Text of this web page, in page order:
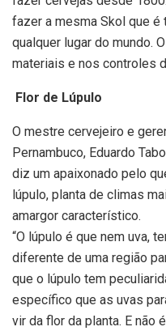
fazer a mesma Skol que é
qualquer lugar do mundo.
materiais e nos controles
Flor de Lúpulo
O mestre cervejeiro e
Pernambuco, Eduardo
diz um apaixonado pelo
lúpulo, planta de climas
amargor característico.
“O lúpulo é que nem uva,
diferente de uma região
que o lúpulo tem
específico que as uvas
vir da flor da planta. E não